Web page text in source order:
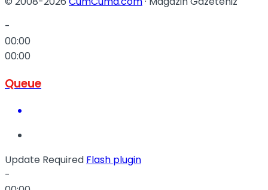
-
00:00
00:00
Queue
Update Required Flash plugin
-